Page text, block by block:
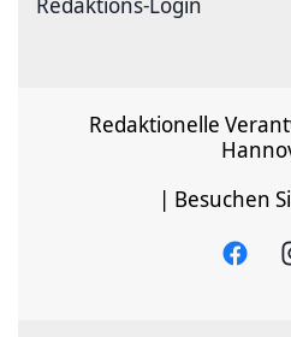
Redaktionelle
| Besuchen